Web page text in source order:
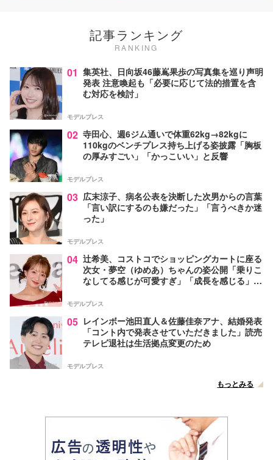
記事ランキング
RANKING
01 集英社、日向坂46藤嶌果歩の写真集を巡り声明
発表 注意喚起も「必要に応じて法的措置を含
む対応を検討」
モデルプレス
02 寺田心、週6ジム通いで体重62kg→82kgに
110kgのベンチプレス持ち上げる姿披露「胸板
の厚みすごい」「かっこいい」と反響
モデルプレス
03 広末涼子、病名公表を決断した次男からの言葉
「言い訳にするのも嫌だった」「言うべきか迷
った」
モデルプレス
04 辻希美、コストコでショッピングカートに座る
次女・夢空（ゆめあ）ちゃんの姿公開「乗りこ
なしてる感じが可愛すぎ」「成長を感じる」の
モデルプレス
05 レインボー池田直人＆佐藤佳奈アナ、結婚発表
「コント内で発表させていただきました」読売
テレビ退社は生活拠点変更のため
モデルプレス
もっとみる